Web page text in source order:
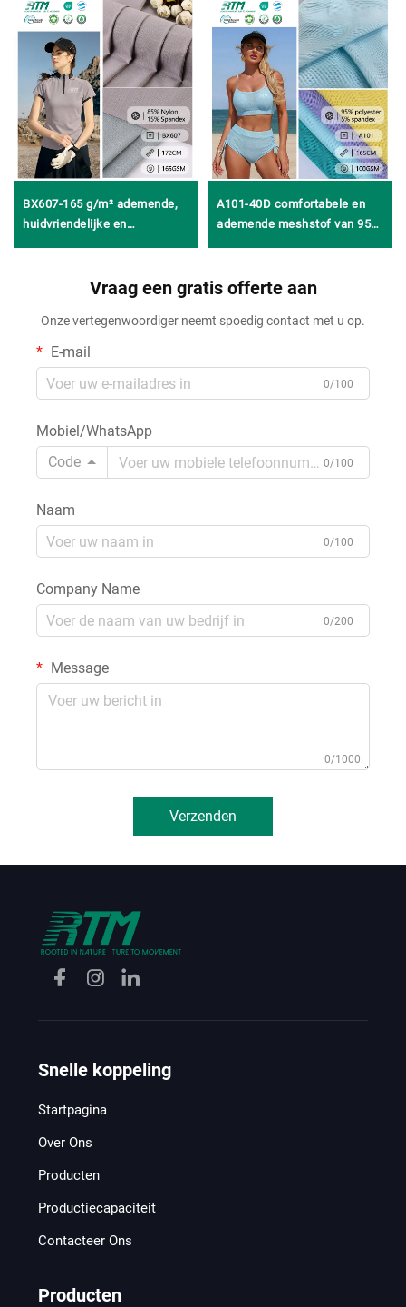
BX607-165 g/m² ademende,
huidvriendelijke en
yogakleding, sportkleding en
A101-40D comfortabele en
ademende meshstof van 95%
bikinibroekjes en badpakken
Vraag een gratis offerte aan
Onze vertegenwoordiger neemt spoedig contact met u op.
E-mail
0/100
Mobiel/WhatsApp
Code
0/100
Naam
0/100
Company Name
0/200
Message
0/1000
Verzenden
Snelle koppeling
Startpagina
Over Ons
Producten
Productiecapaciteit
Contacteer Ons
Producten